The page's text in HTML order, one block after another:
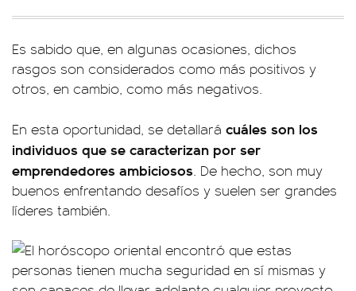
Es sabido que, en algunas ocasiones, dichos
rasgos son considerados como más positivos y
otros, en cambio, como más negativos.
En esta oportunidad, se detallará cuáles son los
individuos que se caracterizan por ser
emprendedores ambiciosos. De hecho, son muy
buenos enfrentando desafíos y suelen ser grandes
líderes también.